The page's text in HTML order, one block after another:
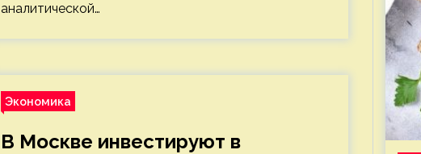
аналитической…
Экономика
В Москве инвестируют в